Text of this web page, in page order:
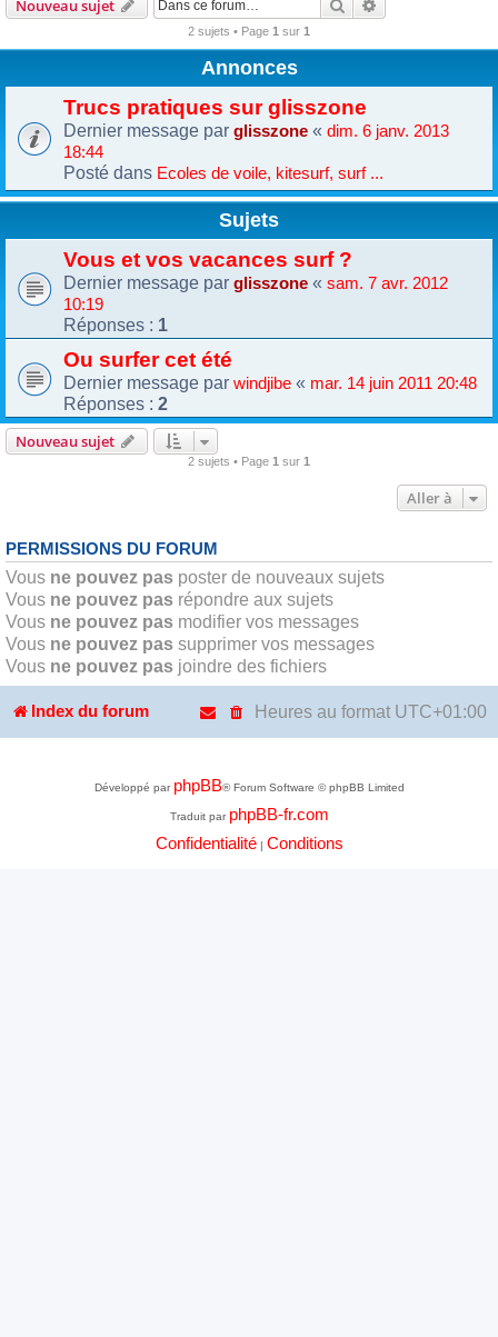
Nouveau sujet
2 sujets • Page 1 sur 1
Annonces
Trucs pratiques sur glisszone
Dernier message par glisszone « dim. 6 janv. 2013
18:44
Posté dans Ecoles de voile, kitesurf, surf ...
Sujets
Vous et vos vacances surf ?
Dernier message par glisszone « sam. 7 avr. 2012
10:19
Réponses : 1
Ou surfer cet été
Dernier message par windjibe « mar. 14 juin 2011 20:48
Réponses : 2
Nouveau sujet
2 sujets • Page 1 sur 1
Aller à
PERMISSIONS DU FORUM
Vous ne pouvez pas poster de nouveaux sujets
Vous ne pouvez pas répondre aux sujets
Vous ne pouvez pas modifier vos messages
Vous ne pouvez pas supprimer vos messages
Vous ne pouvez pas joindre des fichiers
Index du forum Heures au format UTC+01:00
Développé par phpBB® Forum Software © phpBB Limited
Traduit par phpBB-fr.com
Confidentialité| Conditions